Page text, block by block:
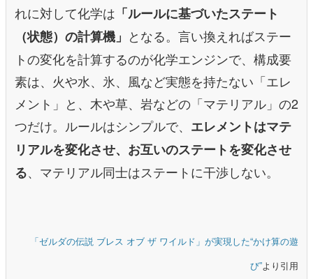
れに対して化学は 「ルールに基づいたステート
（状態）の計算機」 となる。言い換えればステー
トの変化を計算するのが化学エンジンで、構成要
素は、火や水、氷、風など実態を持たない「エレ
メント」と、木や草、岩などの「マテリアル」の2
つだけ。ルールはシンプルで、 エレメントはマテ
リアルを変化させ、お互いのステートを変化させ
る、マテリアル同士はステートに干渉しない。
「ゼルダの伝説 ブレス オブ ザ ワイルド」が実現した“かけ算の遊
び”より引用